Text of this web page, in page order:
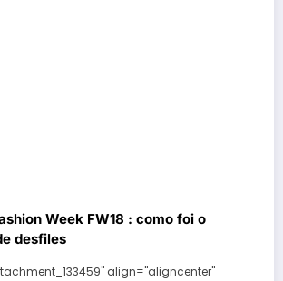
Week FW18 : como foi o
desfiles
align="aligncenter"